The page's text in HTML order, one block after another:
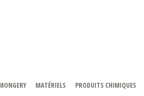
MATÉRIELS PRODUITS CHIMIQUES